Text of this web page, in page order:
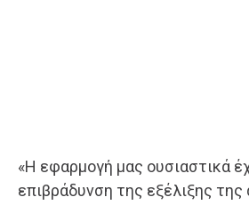
«Η εφαρμογή μας ουσιαστικά
επιβράδυνση της εξέλιξης της